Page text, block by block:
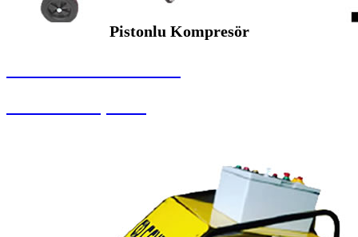
Pistonlu Kompresör